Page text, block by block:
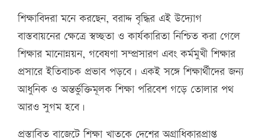
শিক্ষাবিদরা মনে করছেন, বরাদ্দ বৃদ্ধির এই উদ্যোগ
বাস্তবায়নের ক্ষেত্রে স্বচ্ছতা ও কার্যকারিতা নিশ্চিত করা গেলে
শিক্ষার মানোন্নয়ন, গবেষণা সম্প্রসারণ এবং কর্মমুখী শিক্ষার
প্রসারে ইতিবাচক প্রভাব পড়বে। একই সঙ্গে শিক্ষার্থীদের জন্য
আধুনিক ও অন্তর্ভুক্তিমূলক শিক্ষা পরিবেশ গড়ে তোলার পথ
আরও সুগম হবে।
প্রস্তাবিত বাজেটে শিক্ষা খাতকে দেশের অগ্রাধিকারপ্রাপ্ত